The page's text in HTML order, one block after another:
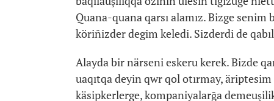
Quana-quana qarsı alamız. Bizge
köriñizder degim keledi. Sizderdi de
Alayda bir närseni eskeru kerek. Bizde
uaqıtqa deyin qwr qol otırmay, äriptesim
käsipkerlerge, kompaniyalarğa